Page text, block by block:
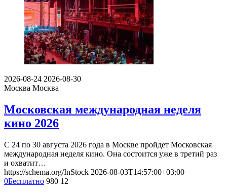
2026-08-24 2026-08-30
Москва Москва
Московская международная неделя
кино 2026
С 24 по 30 августа 2026 года в Москве пройдет Московская
международная неделя кино. Она состоится уже в третий раз
и охватит…
https://schema.org/InStock 2026-08-03T14:57:00+03:00
0Бесплатно 980 12